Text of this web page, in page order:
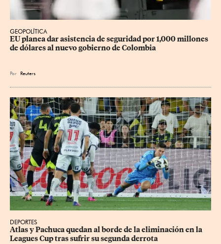
GEOPOLÍTICA
EU planea dar asistencia de seguridad por 1,000 millones
de dólares al nuevo gobierno de Colombia
Por Reuters
DEPORTES
Atlas y Pachuca quedan al borde de la eliminación en la
Leagues Cup tras sufrir su segunda derrota